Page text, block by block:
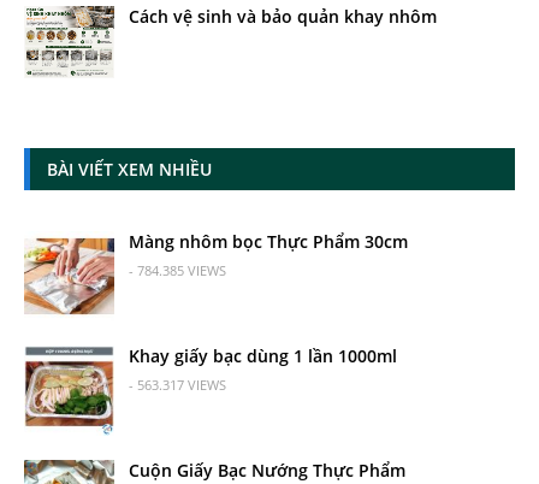
Cách vệ sinh và bảo quản khay nhôm
BÀI VIẾT XEM NHIỀU
Màng nhôm bọc Thực Phẩm 30cm
- 784.385 VIEWS
Khay giấy bạc dùng 1 lần 1000ml
- 563.317 VIEWS
Cuộn Giấy Bạc Nướng Thực Phẩm